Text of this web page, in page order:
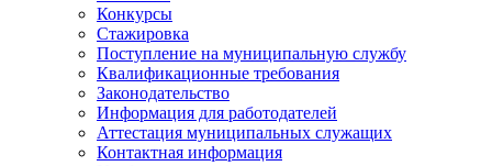
Конкурсы
Стажировка
Поступление на муниципальную службу
Квалификационные требования
Законодательство
Информация для работодателей
Аттестация муниципальных служащих
Контактная информация